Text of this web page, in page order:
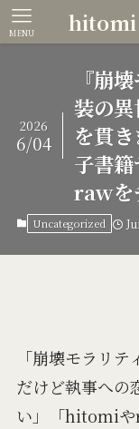
hitomi
MENU
『崩
装の
を貫
子書
rawを
2026
6/04
Uncategorized
「崩壊モラリ
だけど執事への
い」「hitomiや